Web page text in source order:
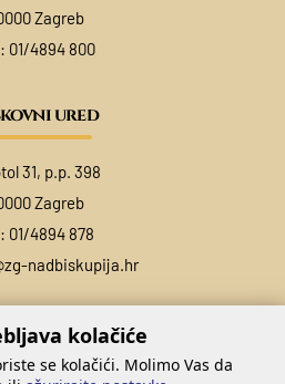
Zagreb
01/4894 800
ured
31, p.p. 398
Zagreb
01/4894 878
nadbiskupija.hr
kolačiće
se kolačići. Molimo Vas da